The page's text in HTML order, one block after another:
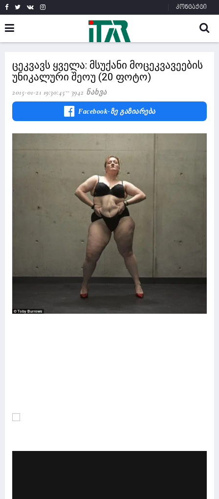
კონტაქტი
ცეკვავს ყველა: მსუქანი მოცეკვავეების
უნიკალური შეოუ (20 ფოტო)
2015-01-21 19:30:45 3942 Ნახვა
Facebook-Ზე Გაზიარება